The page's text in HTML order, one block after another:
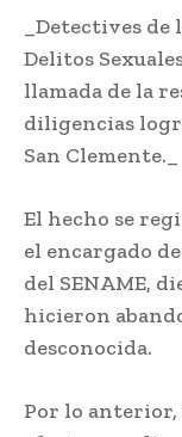
_Detectives
Delitos
llamada de la
diligencias
San Clemente._
El hecho se
el encargado
del SENAME,
hicieron
desconocida.
Por lo anterior,